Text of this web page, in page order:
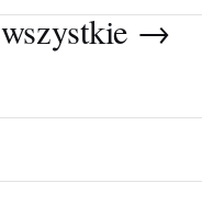
wszystkie →